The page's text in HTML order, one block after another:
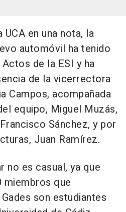
en una nota, la
automóvil ha tenido
de la ESI y ha
de la vicerrectora
Campos, acompañada
equipo, Miguel Muzás,
Sánchez, y por
Juan Ramírez.
no es casual, ya que
miembros que
son estudiantes